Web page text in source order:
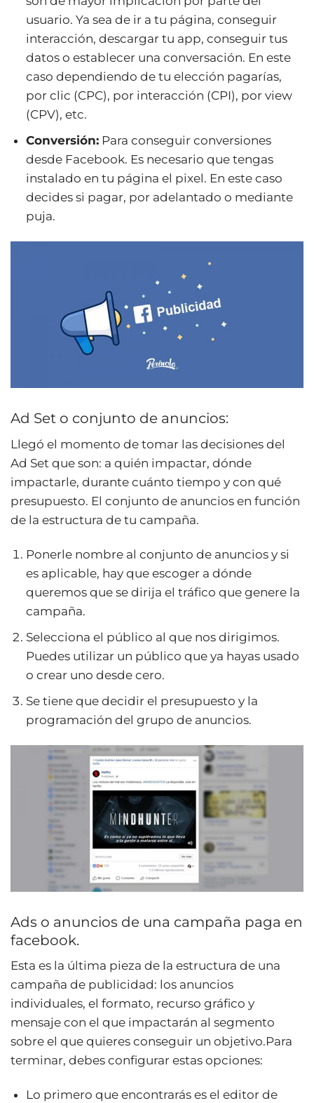
usuario. Ya sea de ir a tu página, conseguir
interacción, descargar tu app, conseguir tus
datos o establecer una conversación. En este
caso dependiendo de tu elección pagarías,
por clic (CPC), por interacción (CPI), por view
(CPV), etc.
Conversión: Para conseguir conversiones
desde Facebook. Es necesario que tengas
instalado en tu página el pixel. En este caso
decides si pagar, por adelantado o mediante
puja.
Ad Set o conjunto de anuncios:
Llegó el momento de tomar las decisiones del
Ad Set que son: a quién impactar, dónde
impactarle, durante cuánto tiempo y con qué
presupuesto. El conjunto de anuncios en función
de la estructura de tu campaña.
Ponerle nombre al conjunto de anuncios y si
es aplicable, hay que escoger a dónde
queremos que se dirija el tráfico que genere la
campaña.
Selecciona el público al que nos dirigimos.
Puedes utilizar un público que ya hayas usado
o crear uno desde cero.
Se tiene que decidir el presupuesto y la
programación del grupo de anuncios.
Ads o anuncios de una campaña paga en
facebook.
Esta es la última pieza de la estructura de una
campaña de publicidad: los anuncios
individuales, el formato, recurso gráfico y
mensaje con el que impactarán al segmento
sobre el que quieres conseguir un objetivo.Para
terminar, debes configurar estas opciones:
Lo primero que encontrarás es el editor de